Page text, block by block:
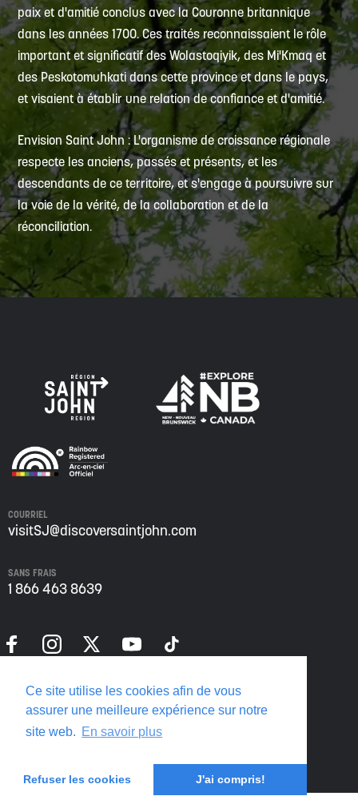
Ce site utilise les cookies afin de vous
assurer une meilleure expérience sur notre
site web. En savoir plus
Refuser les cookies J'ai compris!
paix et d'amitié conclus avec la Couronne britannique
dans les années 1700. Ces traités reconnaissaient le rôle
important et significatif des Wolastoqiyik, des Mi'Kmaq et
des Peskotomuhkati dans cette province et dans le pays,
et visaient à établir une relation de confiance et d'amitié.
Envision Saint John : L'organisme de croissance régionale
respecte les anciens, passés et présents, et les
descendants de ce territoire, et s'engage à poursuivre sur
la voie de la vérité, de la collaboration et de la
réconciliation.
COURRIEL
visitSJ@discoversaintjohn.com
SANS FRAIS
1 866 463 8639
Translate this page